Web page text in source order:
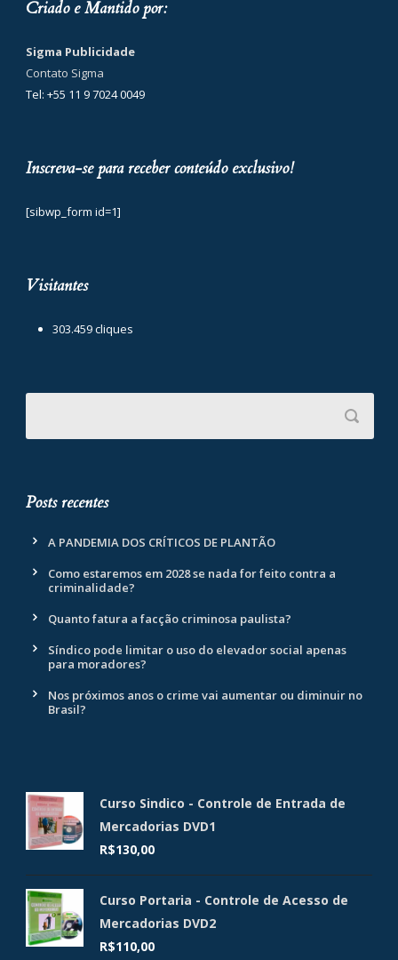
Criado e Mantido por:
Sigma Publicidade
Contato Sigma
Tel: +55 11 9 7024 0049
Inscreva-se para receber conteúdo exclusivo!
[sibwp_form id=1]
Visitantes
303.459 cliques
Posts recentes
A PANDEMIA DOS CRÍTICOS DE PLANTÃO
Como estaremos em 2028 se nada for feito contra a
criminalidade?
Quanto fatura a facção criminosa paulista?
Síndico pode limitar o uso do elevador social apenas
para moradores?
Nos próximos anos o crime vai aumentar ou diminuir no
Brasil?
Curso Sindico - Controle de Entrada de
Mercadorias DVD1
R$130,00
Curso Portaria - Controle de Acesso de
Mercadorias DVD2
R$110,00